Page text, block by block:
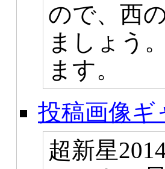
ので、西
ましょう
ます。
投稿画像ギ
超新星